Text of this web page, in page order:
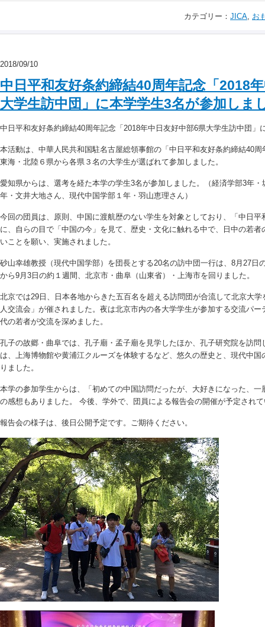
カテゴリー： JICA, お
2018/09/10
中日平和友好条約締結40周年記念「2018
大学生訪中団」に本学学生3名が参加しま
中日平和友好条約締結40周年記念「2018年中日友好中部6県大学生訪中団」
本活動は、中華人民共和国駐名古屋総領事館の「中日平和友好条約締結40
東海・北陸６県から各県３名の大学生が選ばれて参加しました。
愛知県からは、選考を経た本学の学生3名が参加しました。（経済学部3年
年・文井大地さん、現代中国学部１年・羽山恵理さん）
今回の団員は、原則、中国に渡航歴のない学生を対象としており、「中日平
に、自らの目で「中国の今」を見て、歴史・文化に触れる中で、日中の若
いことを願い、実施されました。
砂山幸雄教授（現代中国学部）を団長とする20名の訪中団一行は、8月27日
から9月3日の約１週間、北京市・曲阜（山東省）・上海市を回りました。
北京では29日、日本各地からきた五百名を超える訪問団が合流して北京大
人交流会」が催されました。夜は北京市内の各大学学生が参加する交流パ
代の若者が交流を深めました。
孔子の故郷・曲阜では、孔子廟・孟子廟を見学したほか、孔子研究院を訪
は、上海博物館や黄浦江クルーズを体験するなど、悠久の歴史と、現代中
りました。
本学の参加学生からは、「初めての中国訪問だったが、大好きになった、
の感想もありました。 今後、学外で、団員による報告会の開催が予定され
報告会の様子は、後日公開予定です。ご期待ください。